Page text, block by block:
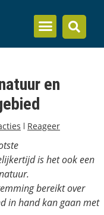
en
Reageer
is het ook een
bereikt over
in hand kan gaan met